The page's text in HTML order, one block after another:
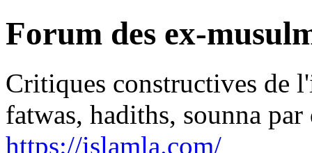
Forum des ex-
Critiques constructives de
fatwas, hadiths, sounna
https://islamla.com/